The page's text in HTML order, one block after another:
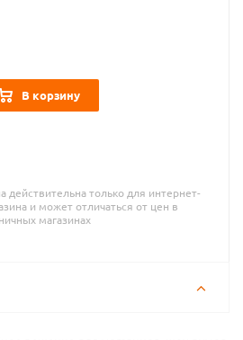
В корзину
действительна только для интернет-
и может отличаться от цен в
магазинах